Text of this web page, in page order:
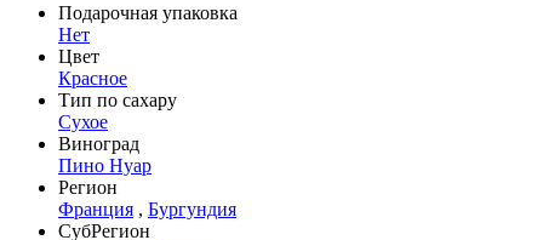
Подарочная упаковка
Нет
Цвет
Красное
Тип по сахару
Сухое
Виноград
Пино Нуар
Регион
Франция , Бургундия
СубРегион